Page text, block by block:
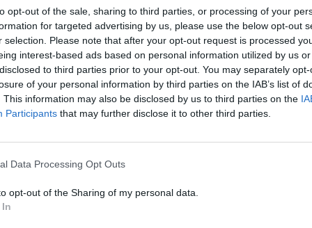
opt-out of the sale, sharing to third parties, or processing of your
for targeted advertising by us, please use the below opt-out
selection. Please note that after your opt-out request is processed
interest-based ads based on personal information utilized by us
to third parties prior to your opt-out. You may separately
of your personal information by third parties on the IAB’s list of
This information may also be disclosed by us to third parties on the
Participants that may further disclose it to other third parties.
Data Processing Opt Outs
opt-out of the Sharing of my personal data.